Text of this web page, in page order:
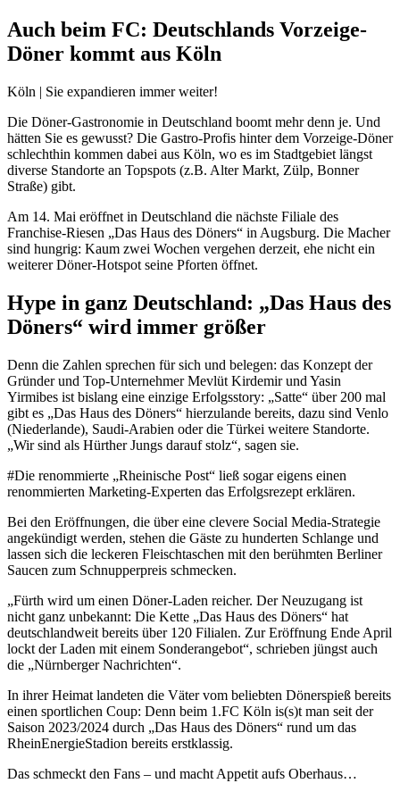
Auch beim FC: Deutschlands Vorzeige-
Döner kommt aus Köln
Köln | Sie expandieren immer weiter!
Die Döner-Gastronomie in Deutschland boomt mehr denn je. Und
hätten Sie es gewusst? Die Gastro-Profis hinter dem Vorzeige-Döner
schlechthin kommen dabei aus Köln, wo es im Stadtgebiet längst
diverse Standorte an Topspots (z.B. Alter Markt, Zülp, Bonner
Straße) gibt.
Am 14. Mai eröffnet in Deutschland die nächste Filiale des
Franchise-Riesen „Das Haus des Döners“ in Augsburg. Die Macher
sind hungrig: Kaum zwei Wochen vergehen derzeit, ehe nicht ein
weiterer Döner-Hotspot seine Pforten öffnet.
Hype in ganz Deutschland: „Das Haus des
Döners“ wird immer größer
Denn die Zahlen sprechen für sich und belegen: das Konzept der
Gründer und Top-Unternehmer Mevlüt Kirdemir und Yasin
Yirmibes ist bislang eine einzige Erfolgsstory: „Satte“ über 200 mal
gibt es „Das Haus des Döners“ hierzulande bereits, dazu sind Venlo
(Niederlande), Saudi-Arabien oder die Türkei weitere Standorte.
„Wir sind als Hürther Jungs darauf stolz“, sagen sie.
#Die renommierte „Rheinische Post“ ließ sogar eigens einen
renommierten Marketing-Experten das Erfolgsrezept erklären.
Bei den Eröffnungen, die über eine clevere Social Media-Strategie
angekündigt werden, stehen die Gäste zu hunderten Schlange und
lassen sich die leckeren Fleischtaschen mit den berühmten Berliner
Saucen zum Schnupperpreis schmecken.
„Fürth wird um einen Döner-Laden reicher. Der Neuzugang ist
nicht ganz unbekannt: Die Kette „Das Haus des Döners“ hat
deutschlandweit bereits über 120 Filialen. Zur Eröffnung Ende April
lockt der Laden mit einem Sonderangebot“, schrieben jüngst auch
die „Nürnberger Nachrichten“.
In ihrer Heimat landeten die Väter vom beliebten Dönerspieß bereits
einen sportlichen Coup: Denn beim 1.FC Köln is(s)t man seit der
Saison 2023/2024 durch „Das Haus des Döners“ rund um das
RheinEnergieStadion bereits erstklassig.
Das schmeckt den Fans – und macht Appetit aufs Oberhaus…